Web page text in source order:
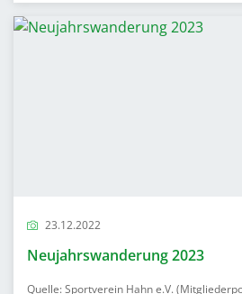
23.12.2022
Neujahrswanderung 2023
Quelle: Sportverein Hahn e.V.